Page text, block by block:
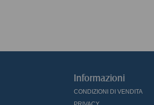
Informazioni
CONDIZIONI DI VENDITA